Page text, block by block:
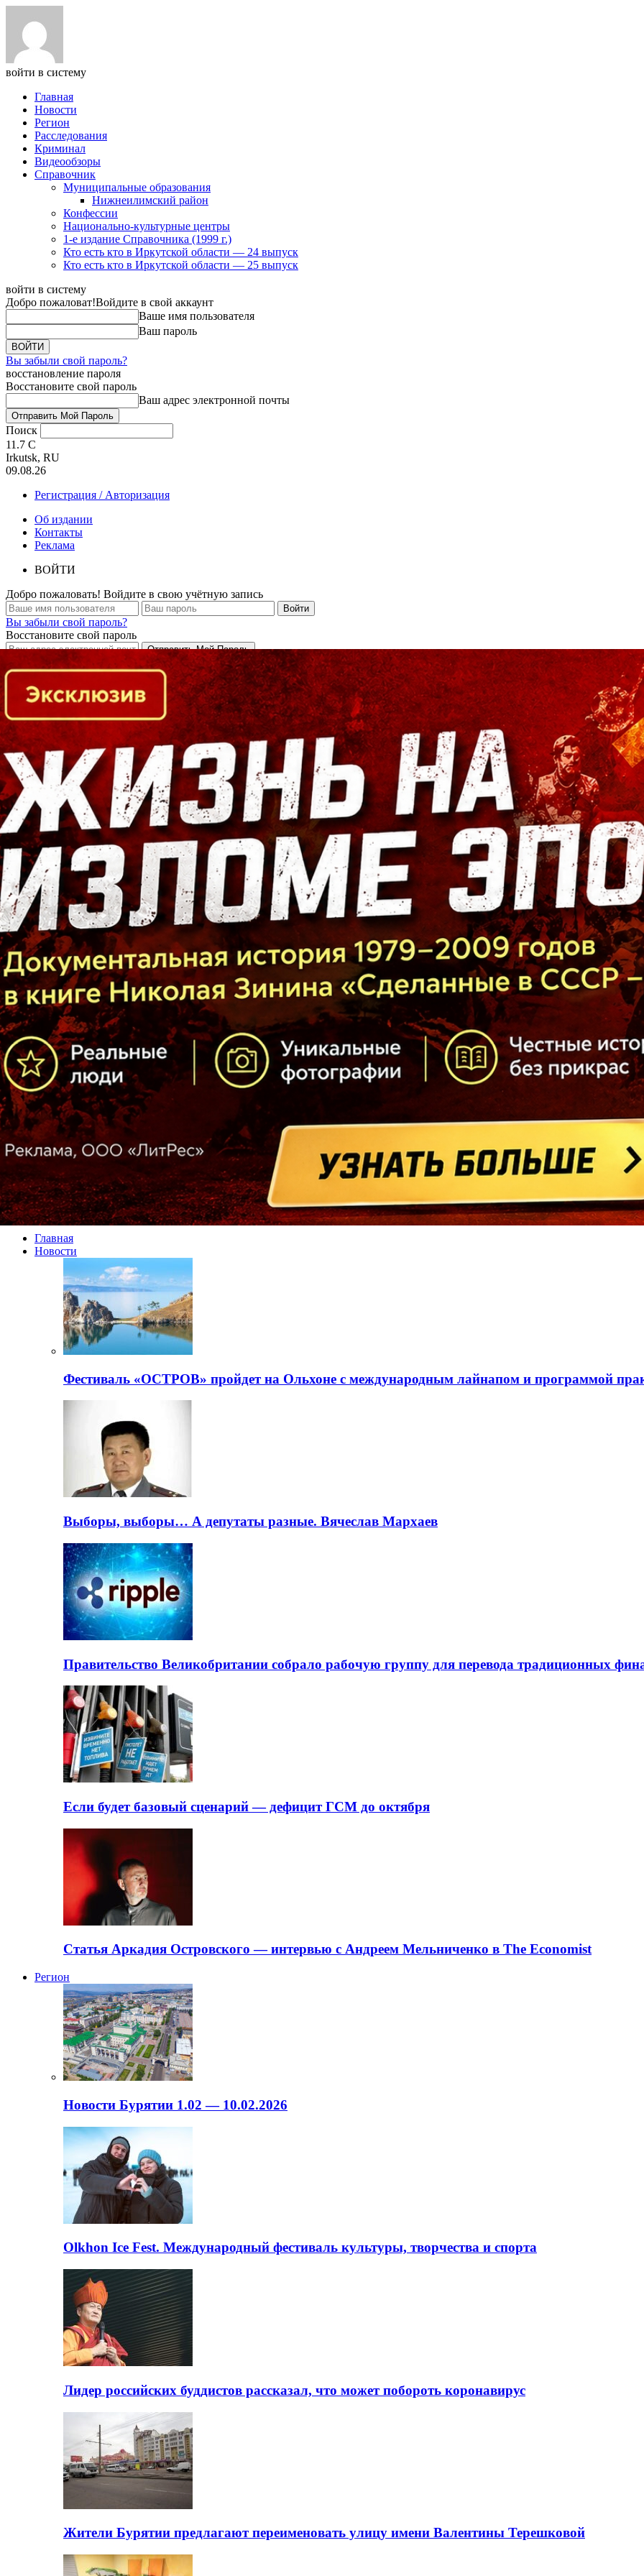
войти в систему
Главная
Новости
Регион
Расследования
Криминал
Видеообзоры
Справочник
Муниципальные образования
Нижнеилимский район
Конфессии
Национально-культурные центры
1-е издание Справочника (1999 г.)
Кто есть кто в Иркутской области — 24 выпуск
Кто есть кто в Иркутской области — 25 выпуск
войти в систему
Добро пожаловат!Войдите в свой аккаунт
Ваше имя пользователя
Ваш пароль
Вы забыли свой пароль?
восстановление пароля
Восстановите свой пароль
Ваш адрес электронной почты
Поиск
11.7 C
Irkutsk, RU
09.08.26
Регистрация / Авторизация
Об издании
Контакты
Реклама
ВОЙТИ
Добро пожаловать! Войдите в свою учётную запись
Вы забыли свой пароль?
Восстановите свой пароль
Кто есть кто в Байкальском регионе
Главная
Новости
Фестиваль «ОСТРОВ» пройдет на Ольхоне с международным лайнапом и программой
Выборы, выборы… А депутаты разные. Вячеслав Мархаев
Правительство Великобритании собрало рабочую группу для перевода традиционных
Если будет базовый сценарий — дефицит ГСМ до октября
Статья Аркадия Островского — интервью с Андреем Мельниченко в The Economist
Регион
Новости Бурятии 1.02 — 10.02.2026
Olkhon Ice Fest. Международный фестиваль культуры, творчества и спорта
Лидер российских буддистов рассказал, что может побороть коронавирус
Жители Бурятии предлагают переименовать улицу имени Валентины Терешковой